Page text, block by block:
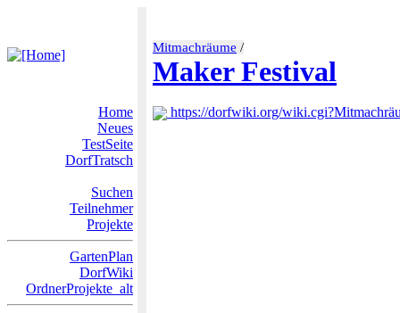
Mitmachräume /
Maker Festival
Home
Neues
TestSeite
DorfTratsch
Suchen
Teilnehmer
Projekte
GartenPlan
DorfWiki
OrdnerProjekte_alt
https://dorfwiki.org/